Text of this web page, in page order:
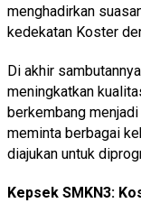
menghadirkan
kedekatan Koster
Di akhir
meningkatkan
berkembang
meminta berbagai
diajukan untuk
Kepsek SMKN3: